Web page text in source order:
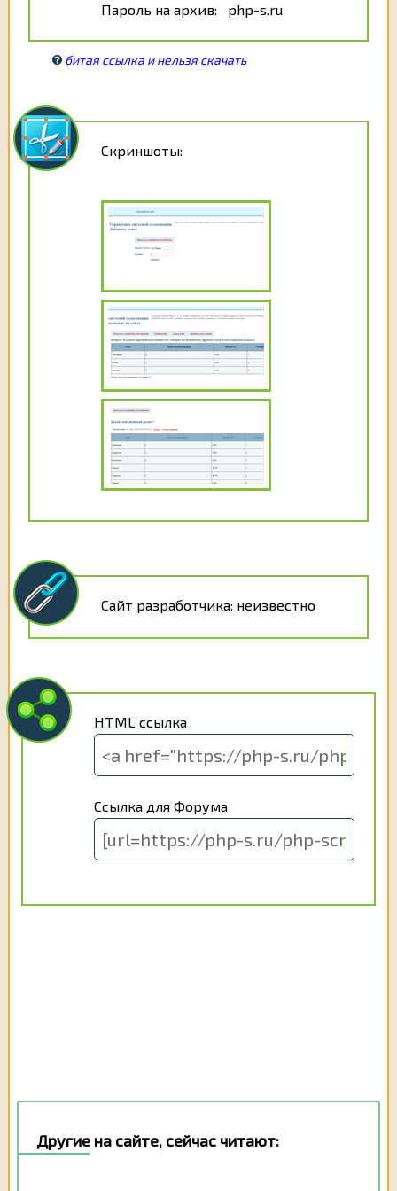
Пароль на архив: php-s.ru
битая ссылка и нельзя скачать
Скриншоты:
Сайт разработчика: неизвестно
HTML ссылка
Ссылка для Форума
Другие на сайте, сейчас читают: